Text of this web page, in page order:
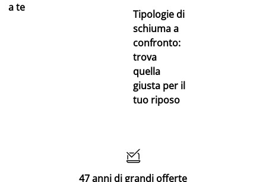
a te
Tipologie di
schiuma a
confronto:
trova
quella
giusta per il
tuo riposo

47 anni di grandi offerte